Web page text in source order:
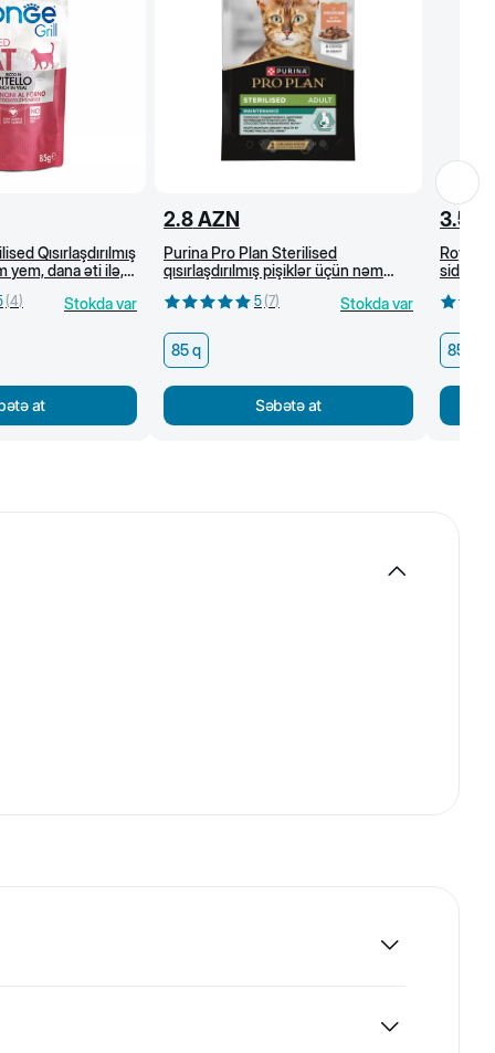
Qısırlaşdırılmış
yem, dana əti ilə,
(4) Stokda var
at
2.8 AZN
Purina Pro Plan Sterilised
qısırlaşdırılmış pişiklər üçün nəm
5 (7) Stokda var
85 q
Səbətə at
3.5
Royal
sidik-
85 q